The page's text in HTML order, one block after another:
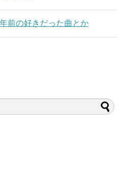
前の好きだった曲とか